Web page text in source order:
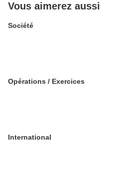
Vous aimerez aussi
Société
Opérations / Exercices
International